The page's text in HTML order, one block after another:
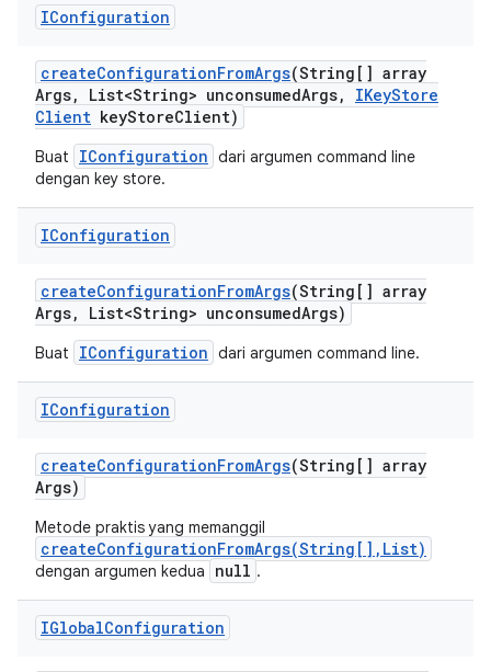
IConfiguration
createConfigurationFromArgs(String[] array
Args, List<String> unconsumedArgs, IKeyStore
Client keyStoreClient)
Buat IConfiguration dari argumen command line
dengan key store.
IConfiguration
createConfigurationFromArgs(String[] array
Args, List<String> unconsumedArgs)
Buat IConfiguration dari argumen command line.
IConfiguration
createConfigurationFromArgs(String[] array
Args)
Metode praktis yang memanggil
createConfigurationFromArgs(String[],List)
dengan argumen kedua null .
IGlobalConfiguration